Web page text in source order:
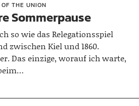
THE UNION
Sommerpause
so wie das Relegationsspiel
zwischen Kiel und 1860.
Das einzige, worauf ich warte,